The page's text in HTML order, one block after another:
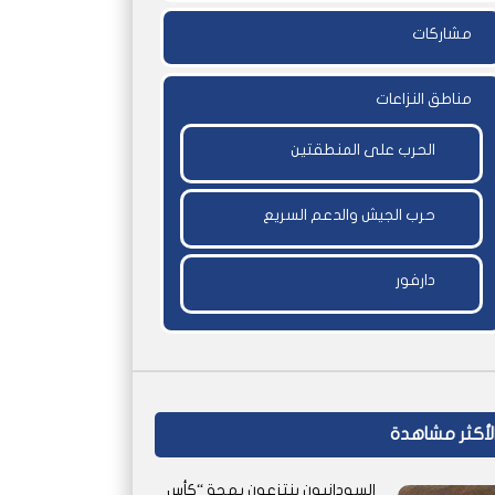
مشاركات
مناطق النزاعات
الحرب على المنطقتين
حرب الجيش والدعم السريع
دارفور
مشاهدة
السودانيون ينتزعون بهجة “كأس